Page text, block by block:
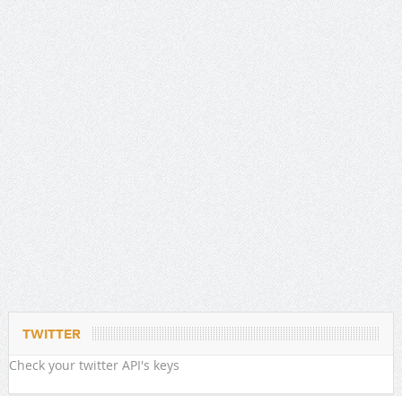
TWITTER
Check your twitter API's keys